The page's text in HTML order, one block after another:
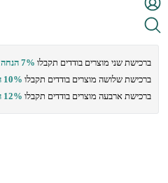
ברכישת שני מוצרים בודדים תקבלו 7% הנחה
ברכישת שלושה מוצרים בודדים תקבלו 10% הנחה
ברכישת ארבעה מוצרים בודדים תקבלו 12% הנחה